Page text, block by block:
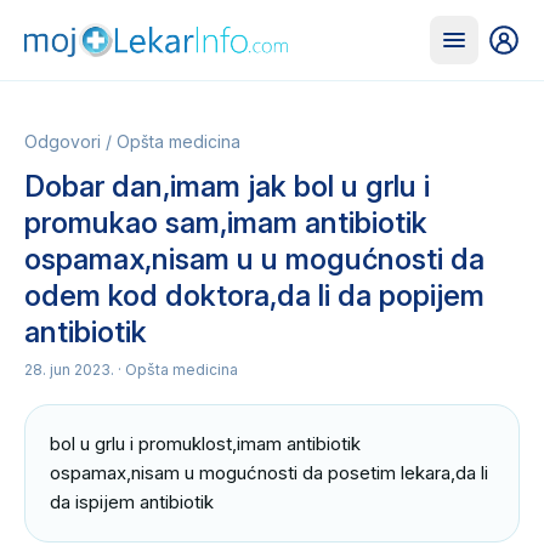
Odgovori / Opšta medicina
Dobar dan,imam jak bol u grlu i
promukao sam,imam antibiotik
ospamax,nisam u u mogućnosti da
odem kod doktora,da li da popijem
antibiotik
28. jun 2023. · Opšta medicina
bol u grlu i promuklost,imam antibiotik
ospamax,nisam u mogućnosti da posetim lekara,da li
da ispijem antibiotik